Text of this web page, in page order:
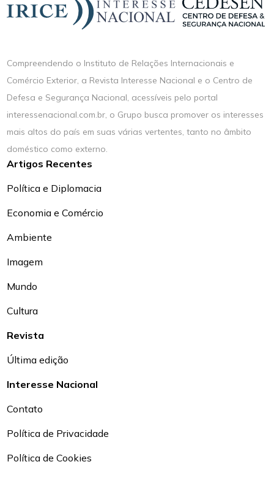
Compreendendo o Instituto de Relações Internacionais e
Comércio Exterior, a Revista Interesse Nacional e o Centro de
Defesa e Segurança Nacional, acessíveis pelo portal
interessenacional.com.br, o Grupo busca promover os interesses
mais altos do país em suas várias vertentes, tanto no âmbito
doméstico como externo.
Artigos Recentes
Política e Diplomacia
Economia e Comércio
Ambiente
Imagem
Mundo
Cultura
Revista
Última edição
Interesse Nacional
Contato
Política de Privacidade
Política de Cookies